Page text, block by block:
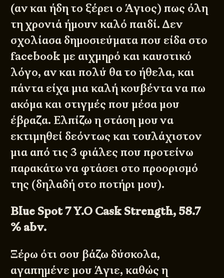
(αν και ήδη το ξέρει ο Άγιος) πως όλη
τη χρονιά ήμουν καλό παιδί. Δεν
σχολίασα δημοσιεύματα που είδα στο
facebook με αιχμηρό και καυστικό
λόγο, αν και πολύ θα το ήθελα, και
πάντα είχα μια καλή κουβέντα να πω
ακόμα και στιγμές που μέσα μου
έβραζα. Ελπίζω η στάση μου να
εκτιμηθεί δεόντως και τουλάχιστον
μια από τις 3 φιάλες που προτείνω
παρακάτω να φτάσει στο προορισμό
της (δηλαδή στο ποτήρι μου).
Blue Spot 7 Y.O Cask Strength, 58.7
% abv.
Ξέρω ότι σου βάζω δύσκολα,
αγαπημένε μου Άγιε, καθώς η